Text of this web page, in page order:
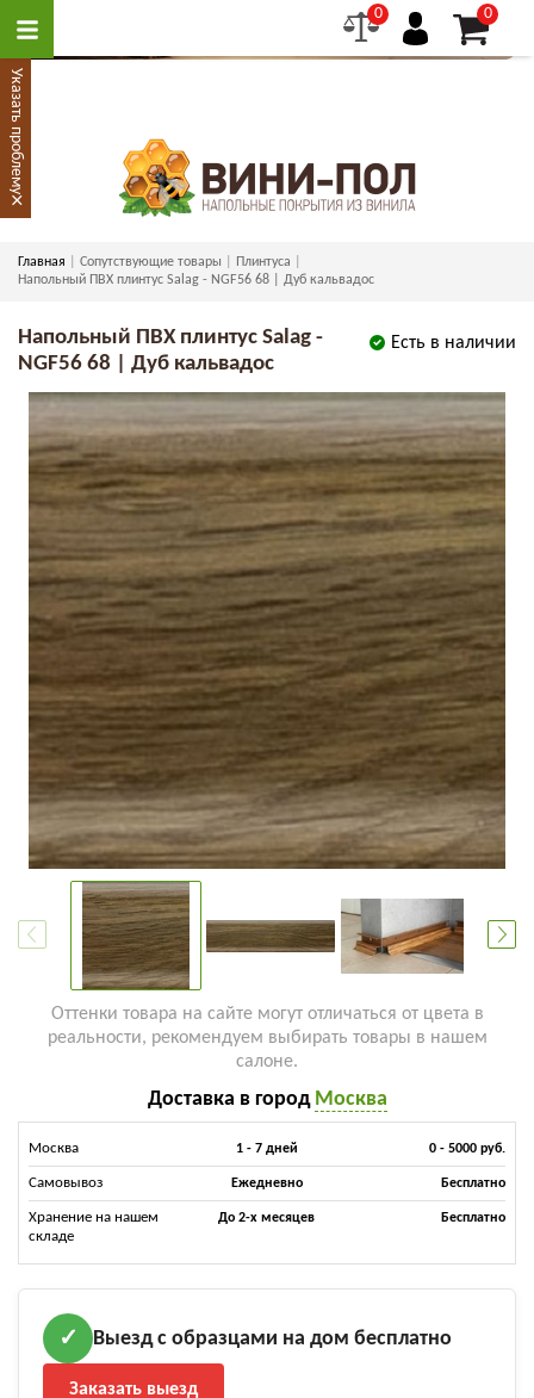
0 0
Главная Сопутствующие товары
Плинтуса
Напольный ПВХ плинтус Salag - NGF56 68 | Дуб кальвадос
Есть в наличии
Напольный ПВХ плинтус Salag -
NGF56 68 | Дуб кальвадос
Оттенки товара на сайте могут отличаться от цвета в
реальности, рекомендуем выбирать товары в нашем
салоне.
Доставка в город Москва
Москва 1 - 7 дней 0 - 5000 руб.
Самовывоз Ежедневно Бесплатно
Хранение на нашем
складе
До 2-х месяцев Бесплатно
✓ Выезд с образцами на дом бесплатно
Заказать выезд
Указать проблему
×